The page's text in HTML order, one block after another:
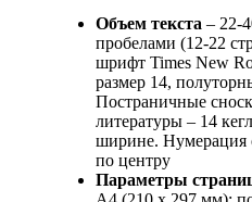
Объем текста – 22-
пробелами (12-22
шрифт Times New
размер 14,
Постраничные
литературы – 14
ширине. Нумерация
по центру
Параметры